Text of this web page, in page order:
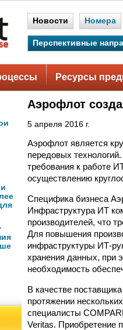
Новости Номера
Перспективные
Ресурсы
Аэрофлот
5 апреля 2016 г.
Аэрофлот является
передовых
требования к работе
осуществлению
Специфика бизнеса
Инфраструктура ИТ
производителей, что
Для повышения
инфраструктуры ИТ-
хранения данных, при
необходимость
В качестве
протяжении
специалисты
Veritas. Приобретение